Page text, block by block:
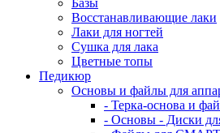
Базы
Восстанавливающие лаки
Лаки для ногтей
Сушка для лака
Цветные топы
Педикюр
Основы и файлы для
- Терка-основа и
- Основы - Диски